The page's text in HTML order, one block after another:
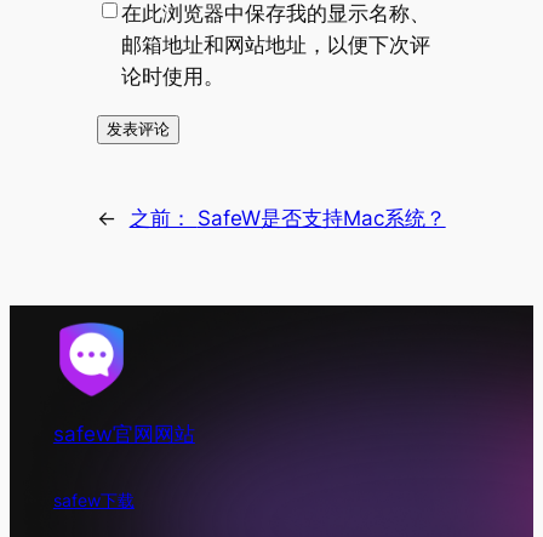
在此浏览器中保存我的显示名称、
邮箱地址和网站地址，以便下次评
论时使用。
← 之前： SafeW是否支持Mac系统？
safew官网网站
safew下载